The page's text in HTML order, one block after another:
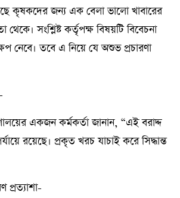
কৃষকদের জন্য এক বেলা ভালো খাবারের
থেকে। সংশ্লিষ্ট কর্তৃপক্ষ বিষয়টি বিবেচনা
নেবে। তবে এ নিয়ে যে অশুভ প্রচারণা
একজন কর্মকর্তা জানান, “এই বরাদ্দ
রয়েছে। প্রকৃত খরচ যাচাই করে সিদ্ধান্ত
প্রত্যাশা-